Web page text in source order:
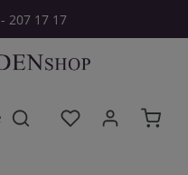
207 17 17
Du hast 0